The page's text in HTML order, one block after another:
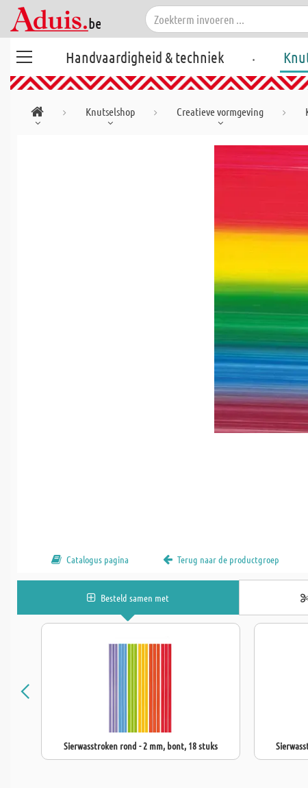
Handvaardigheid & techniek .
Knutselshop Creatieve vormgeving
Catalogus pagina Terug naar de productgroep
Besteld samen met
Sierwasstroken rond - 2 mm, bont, 18 stuks